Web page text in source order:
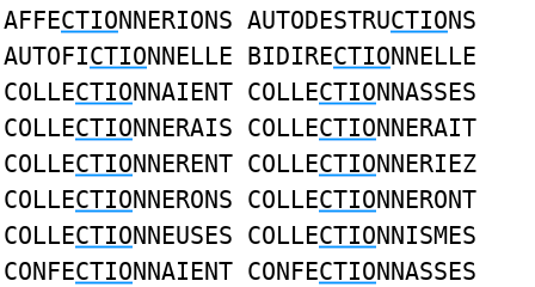
AFFECTIONNERIONS AUTODESTRUCTIONS
AUTOFICTIONNELLE BIDIRECTIONNELLE
COLLECTIONNAIENT COLLECTIONNASSES
COLLECTIONNERAIS COLLECTIONNERAIT
COLLECTIONNERENT COLLECTIONNERIEZ
COLLECTIONNERONS COLLECTIONNERONT
COLLECTIONNEUSES COLLECTIONNISMES
CONFECTIONNAIENT CONFECTIONNASSES